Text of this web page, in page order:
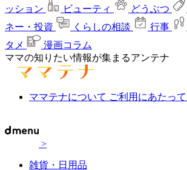
ッション
ビューティ どうぶつ
ネー・投資
くらしの相談 行事
タメ
漫画コラム
ママの知りたい情報が集まるアンテナ
ママテナについて ご利用にあたって
>
雑貨・日用品